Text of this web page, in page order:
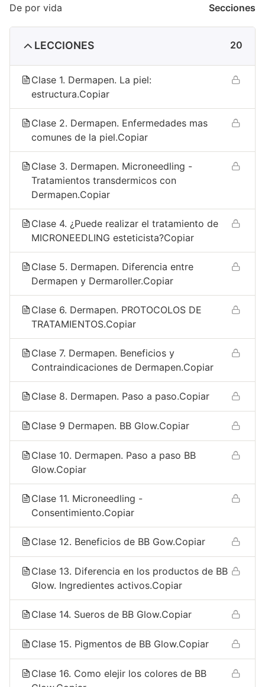
De por vida
Secciones
LECCIONES 20
Clase 1. Dermapen. La piel:
estructura.Copiar
Clase 2. Dermapen. Enfermedades mas
comunes de la piel.Copiar
Clase 3. Dermapen. Microneedling -
Tratamientos transdermicos con
Dermapen.Copiar
Clase 4. ¿Puede realizar el tratamiento de
MICRONEEDLING esteticista?Copiar
Clase 5. Dermapen. Diferencia entre
Dermapen y Dermaroller.Copiar
Clase 6. Dermapen. PROTOCOLOS DE
TRATAMIENTOS.Copiar
Clase 7. Dermapen. Beneficios y
Contraindicaciones de Dermapen.Copiar
Clase 8. Dermapen. Paso a paso.Copiar
Clase 9 Dermapen. BB Glow.Copiar
Clase 10. Dermapen. Paso a paso BB
Glow.Copiar
Clase 11. Microneedling -
Consentimiento.Copiar
Clase 12. Beneficios de BB Gow.Copiar
Clase 13. Diferencia en los productos de BB
Glow. Ingredientes activos.Copiar
Clase 14. Sueros de BB Glow.Copiar
Clase 15. Pigmentos de BB Glow.Copiar
Clase 16. Como elejir los colores de BB